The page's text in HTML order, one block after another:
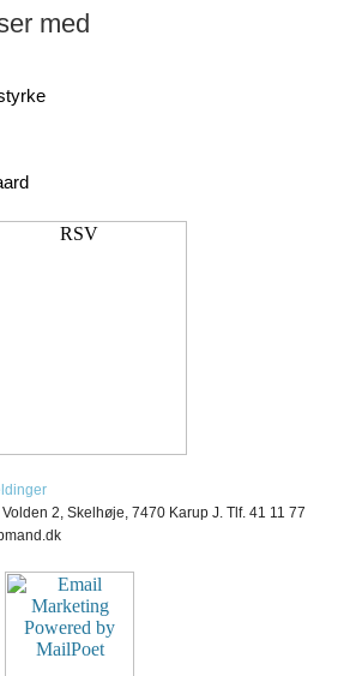
med
2, Skelhøje, 7470 Karup J. Tlf. 41 11 77